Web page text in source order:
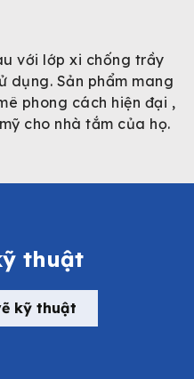
với lớp xi chống trầy
dụng. Sản phẩm mang
phong cách hiện đại ,
cho nhà tắm của họ.
thuật
kỹ thuật